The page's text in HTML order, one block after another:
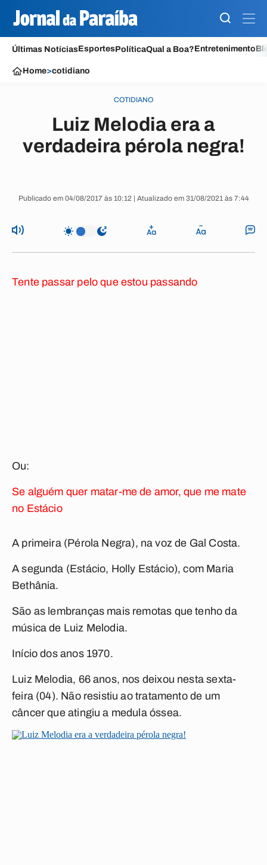
Últimas NotíciasEsportesPolíticaQual a Boa?Entretenimento
Home>cotidiano
COTIDIANO
Luiz Melodia era a
verdadeira pérola negra!
Publicado em 04/08/2017 às 10:12 | Atualizado em 31/08/2021 às 7:44
Tente passar pelo que estou passando
Ou:
Se alguém quer matar-me de amor, que me mate
no Estácio
A primeira (Pérola Negra), na voz de Gal Costa.
A segunda (Estácio, Holly Estácio), com Maria
Bethânia.
São as lembranças mais remotas que tenho da
música de Luiz Melodia.
Início dos anos 1970.
Luiz Melodia, 66 anos, nos deixou nesta sexta-
feira (04). Não resistiu ao tratamento de um
câncer que atingiu a medula óssea.